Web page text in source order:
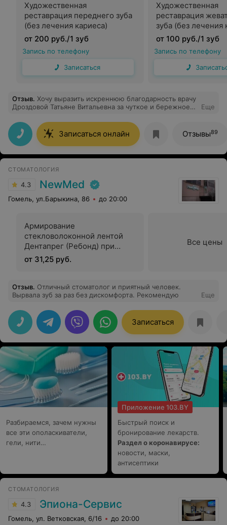
Художественная
реставрация переднего зуба
(без лечения кариеса)
от 200 руб./1 зуб
Запись по телефону
Записаться
Художественная
реставрация
зуба (без лечения
от 100 руб./1 зуб
Запись по телефону
Отзыв. Хочу выразить искреннюю благодарность врачу
Дроздовой Татьяне Витальевна за чуткое и бережное
Еще
Записаться онлайн Отзывы89
СТОМАТОЛОГИЯ
4.3 NewMed
Гомель, ул.Барыкина, 86 до 20:00
Армирование
стекловолоконной лентой
Дентапрег (Ребонд) при
реставрации коронковой
части зуба
от 31,25 руб.
Все цены
Отзыв. Отличный стоматолог и приятный человек.
Вырвала зуб за раз без дискомфорта. Рекомендую
Еще
Записаться
Разбираемся, зачем нужны
все эти ополаскиватели,
гели, нити…
Приложение 103.BY
Быстрый поиск и
бронирование лекарств.
Раздел о коронавирусе:
новости, маски,
антисептики
СТОМАТОЛОГИЯ
4.3 Эпиона-Сервис
Гомель, ул. Ветковская, 6/16 до 20:00